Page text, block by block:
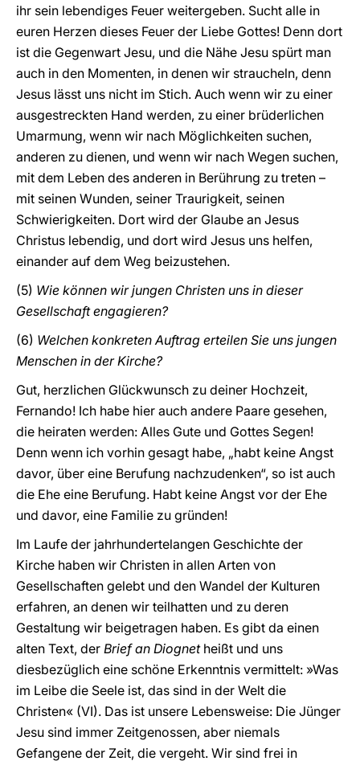
ihr sein lebendiges Feuer weitergeben. Sucht alle in
euren Herzen dieses Feuer der Liebe Gottes! Denn dort
ist die Gegenwart Jesu, und die Nähe Jesu spürt man
auch in den Momenten, in denen wir straucheln, denn
Jesus lässt uns nicht im Stich. Auch wenn wir zu einer
ausgestreckten Hand werden, zu einer brüderlichen
Umarmung, wenn wir nach Möglichkeiten suchen,
anderen zu dienen, und wenn wir nach Wegen suchen,
mit dem Leben des anderen in Berührung zu treten –
mit seinen Wunden, seiner Traurigkeit, seinen
Schwierigkeiten. Dort wird der Glaube an Jesus
Christus lebendig, und dort wird Jesus uns helfen,
einander auf dem Weg beizustehen.
(5) Wie können wir jungen Christen uns in dieser
Gesellschaft engagieren?
(6) Welchen konkreten Auftrag erteilen Sie uns jungen
Menschen in der Kirche?
Gut, herzlichen Glückwunsch zu deiner Hochzeit,
Fernando! Ich habe hier auch andere Paare gesehen,
die heiraten werden: Alles Gute und Gottes Segen!
Denn wenn ich vorhin gesagt habe, „habt keine Angst
davor, über eine Berufung nachzudenken“, so ist auch
die Ehe eine Berufung. Habt keine Angst vor der Ehe
und davor, eine Familie zu gründen!
Im Laufe der jahrhundertelangen Geschichte der
Kirche haben wir Christen in allen Arten von
Gesellschaften gelebt und den Wandel der Kulturen
erfahren, an denen wir teilhatten und zu deren
Gestaltung wir beigetragen haben. Es gibt da einen
alten Text, der Brief an Diognet heißt und uns
diesbezüglich eine schöne Erkenntnis vermittelt: »Was
im Leibe die Seele ist, das sind in der Welt die
Christen« (VI). Das ist unsere Lebensweise: Die Jünger
Jesu sind immer Zeitgenossen, aber niemals
Gefangene der Zeit, die vergeht. Wir sind frei in